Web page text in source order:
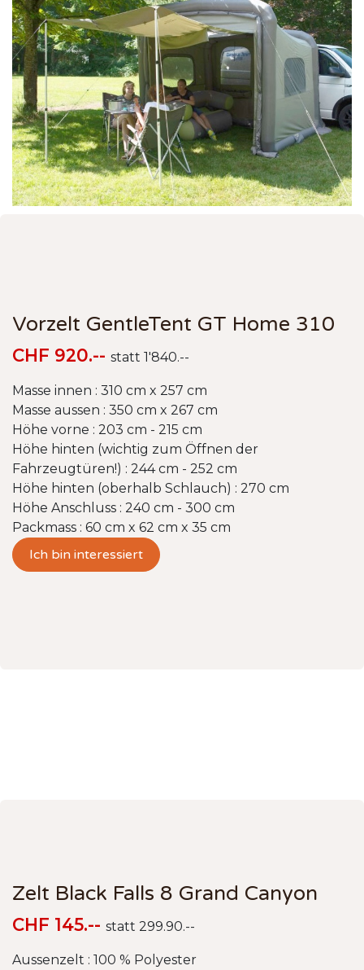
Vorzelt GentleTent GT Home 310
CHF 920.-- statt 1'840.--
Masse innen : 310 cm x 257 cm
Masse aussen : 350 cm x 267 cm
Höhe vorne : 203 cm - 215 cm
Höhe hinten (wichtig zum Öffnen der
Fahrzeugtüren!) : 244 cm - 252 cm
Höhe hinten (oberhalb Schlauch) : 270 cm
Höhe Anschluss : 240 cm - 300 cm
Packmass : 60 cm x 62 cm x 35 cm
Ich bin interessiert
Zelt Black Falls 8 Grand Canyon
CHF 145.-- statt 299.90.--
Aussenzelt : 100 % Polyester